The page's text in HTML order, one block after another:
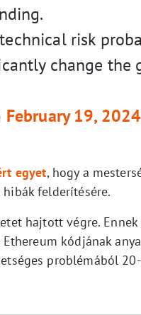
risk
change the
February 19, 2024
egyet, hogy a
felderítésére.
hajtott végre. Ennek
kódjának
problémából